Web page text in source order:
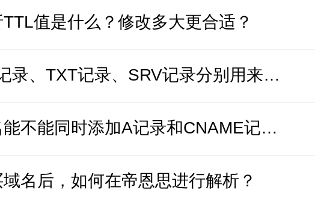
值是什么？修改多大更合适？
MX记录、TXT记录、SRV记录分别用来做什么？
域名能不能同时添加A记录和CNAME记录？
名后，如何在帝恩思进行解析？